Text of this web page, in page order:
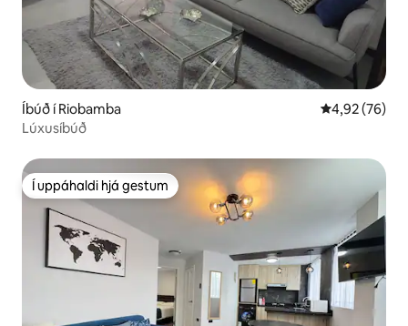
Íbúð í Riobamba 4,92 af 5 í
4,92 (76)
Lúxusíbúð
Í uppáhaldi hjá gestum
Í uppáhaldi hjá gestum